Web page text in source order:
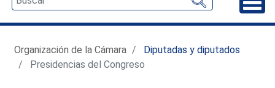
Organización de la Cámara
Diputadas y diputados
Presidencias del Congreso